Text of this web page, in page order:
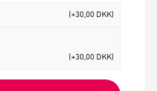
(+30,00 DKK)
(+30,00 DKK)